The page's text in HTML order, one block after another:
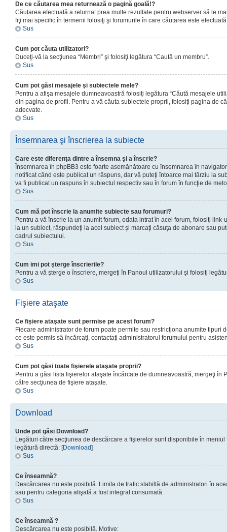
De ce căutarea mea returnează o pagină goală!?
Căutarea efectuată a returnat prea multe rezultate pentru webserver să le
fiţi mai specific în termenii folosiţi şi forumurile în care căutarea este
Sus
Cum pot căuta utilizatori?
Duceţi-vă la secţiunea “Membri” şi folosiţi legătura “Caută un membru”.
Sus
Cum pot găsi mesajele şi subiectele mele?
Pentru a afişa mesajele dumneavoastră folosiţi legătura “Căută mesajele
din pagina de profil. Pentru a vă căuta subiectele proprii, folosiţi pagina de
adecvate.
Sus
Însemnarea şi înscrierea la subiecte
Care este diferenţa dintre a însemna şi a înscrie?
Însemnarea în phpBB3 este foarte asemănătoare cu însemnarea în
notificat când este publicat un răspuns, dar vă puteţi întoarce mai târziu la
va fi publicat un raspuns în subiectul respectiv sau în forum în funcţie de
Sus
Cum mă pot înscrie la anumite subiecte sau forumuri?
Pentru a vă înscrie la un anumit forum, odata intrat în acel forum, folosiţi
la un subiect, răspundeţi la acel subiect şi marcaţi căsuţa de abonare sau
cadrul subiectului.
Sus
Cum imi pot şterge înscrierile?
Pentru a vă şterge o înscriere, mergeţi în Panoul utilizatorului şi folosiţi
Sus
Fişiere ataşate
Ce fişiere ataşate sunt permise pe acest forum?
Fiecare administrator de forum poate permite sau restricţiona anumite tipuri
ce este permis sâ încărcaţi, contactaţi administratorul forumului pentru
Sus
Cum pot găsi toate fişierele ataşate proprii?
Pentru a găsi lista fişierelor ataşate încărcate de dumneavoastră, mergeţi în
către secţiunea de fişiere ataşate.
Sus
Download
Unde pot găsi Download?
Legături către secţiunea de descărcare a fişierelor sunt disponibile în
legătură directă: [Download]
Sus
Ce înseamnă?
Descărcarea nu este posibilă. Limita de trafic stabiltă de administratori în
sau pentru categoria afişată a fost integral consumată.
Sus
Ce înseamnă ?
Descărcarea nu este posibilă. Motive: